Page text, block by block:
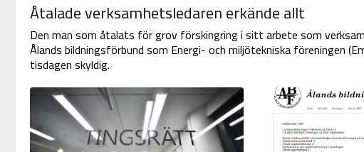
Åtalade verksamhetsledaren erkände allt
Den man som åtalats för grov förskingring i sitt arbete som
Ålands bildningsförbund som Energi- och miljötekniska föreningen
tisdagen skyldig.